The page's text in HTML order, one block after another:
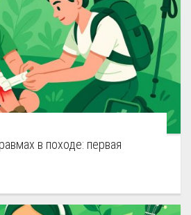
в походе: первая